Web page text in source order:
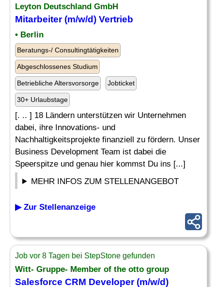
Leyton Deutschland GmbH
Mitarbeiter (m/w/d) Vertrieb
• Berlin
Beratungs-/ Consultingtätigkeiten
Abgeschlossenes Studium
Betriebliche Altersvorsorge Jobticket
30+ Urlaubstage
[. .. ] 18 Ländern unterstützen wir Unternehmen
dabei, ihre Innovations- und
Nachhaltigkeitsprojekte finanziell zu fördern. Unser
Business Development Team ist dabei die
Speerspitze und genau hier kommst Du ins [...]
MEHR INFOS ZUM STELLENANGEBOT
▶ Zur Stellenanzeige
Job vor 8 Tagen bei StepStone gefunden
Witt- Gruppe- Member of the otto group
Salesforce CRM Developer(m/w/d)